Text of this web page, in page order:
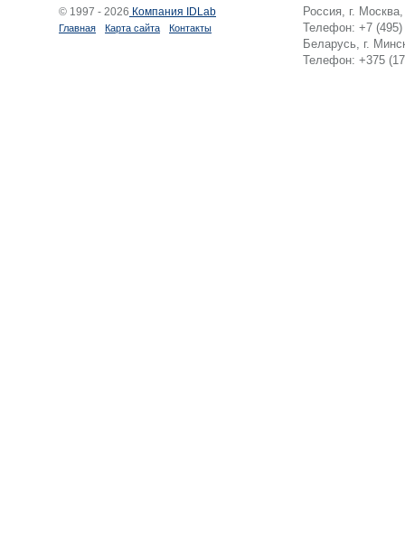
© 1997 - 2026 Компания IDLab
Главная Карта сайта Контакты
Россия, г.
Телефон: +7 (495)
Беларусь, г.
Телефон: +375